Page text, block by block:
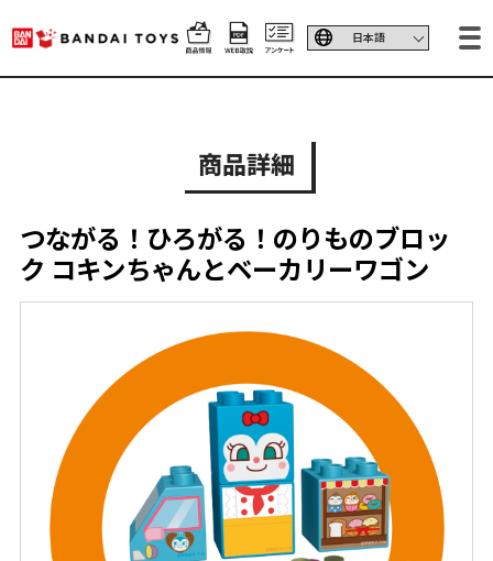
商品詳細
つながる！ひろがる！のりものブロッ
ク コキンちゃんとベーカリーワゴン